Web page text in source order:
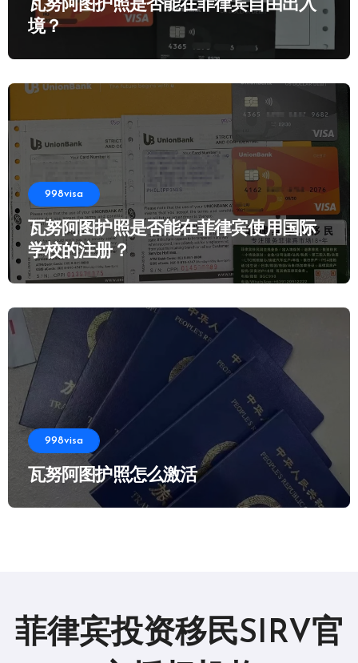
瓦努阿图护照是否能在菲律宾自由出入
境？
998visa
瓦努阿图护照是否能在菲律宾使用国际
学校的注册？
998visa
瓦努阿图护照怎么激活
菲律宾投资移民SIRV官